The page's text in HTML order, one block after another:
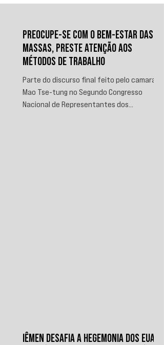
PREOCUPE-SE COM O BEM-ESTAR DAS
MASSAS, PRESTE ATENÇÃO AOS
MÉTODOS DE TRABALHO
Parte do discurso final feito pelo camarada
Mao Tse-tung no Segundo Congresso
Nacional de Representantes dos
IÊMEN DESAFIA A HEGEMONIA DOS EUA E